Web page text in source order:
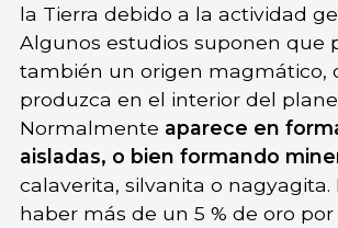
la Tierra debido a la actividad
Algunos estudios suponen que
también un origen magmático,
produzca en el interior del
Normalmente aparece en
aisladas, o bien formando
calaverita, silvanita o nagyagita.
haber más de un 5 % de oro por